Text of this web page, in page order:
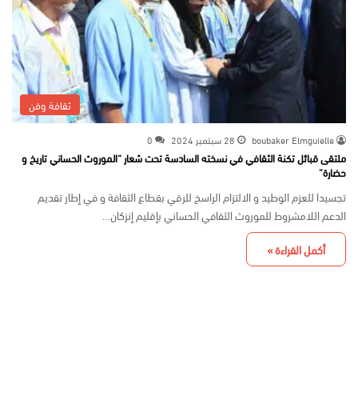
ثقافة وفن
boubaker Elmguielle 28 سبتمبر 2024 0
ملتقى قبائل تكنة الثقافي في نسخته السادسة تحت شعار “الموروث الحساني تاريخ و
حضارة”
تجسيدا للعزم الوطيد و الالتزام الراسخ للرقي بقطاع الثقافة و في إطار تقديم
الدعم اللامشروط للموروث الثقافي الحساني بإقليم إنزكان…
أكمل القراءة »